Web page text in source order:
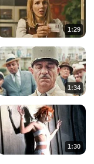
1:29
1:34
1:30